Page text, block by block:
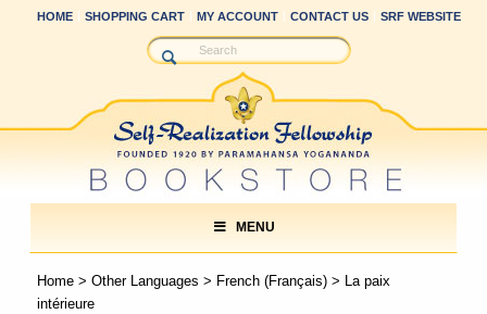
HOME SHOPPING CART MY ACCOUNT CONTACT US SRF WEBSITE
MENU
Home> Other Languages > French (Français)> La paix
intérieure